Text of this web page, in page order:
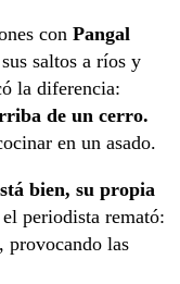
con Pangal
saltos a ríos y
la diferencia:
de un cerro.
en un asado.
bien, su propia
periodista remató:
provocando las